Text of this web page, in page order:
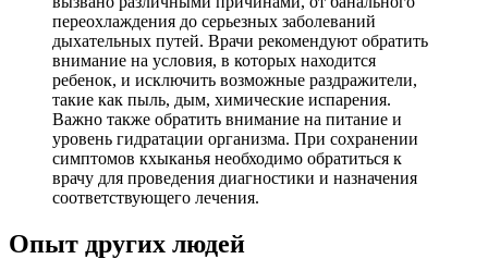
переохлаждения до серьезных заболеваний
дыхательных путей. Врачи рекомендуют обратить
внимание на условия, в которых находится
ребенок, и исключить возможные раздражители,
такие как пыль, дым, химические испарения.
Важно также обратить внимание на питание и
уровень гидратации организма. При сохранении
симптомов кхыканья необходимо обратиться к
врачу для проведения диагностики и назначения
соответствующего лечения.
Опыт других людей